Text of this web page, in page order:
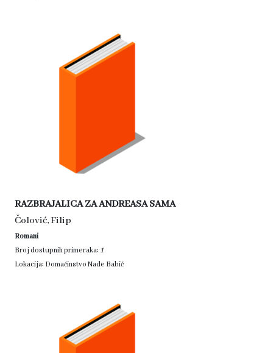
RAZBRAJALICA ZA ANDREASA SAMA
Čolović, Filip
Romani
Broj dostupnih primeraka: 1
Lokacija: Domaćinstvo Nade Babić